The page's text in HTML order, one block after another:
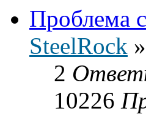
Проблема
SteelRock »
2
10226